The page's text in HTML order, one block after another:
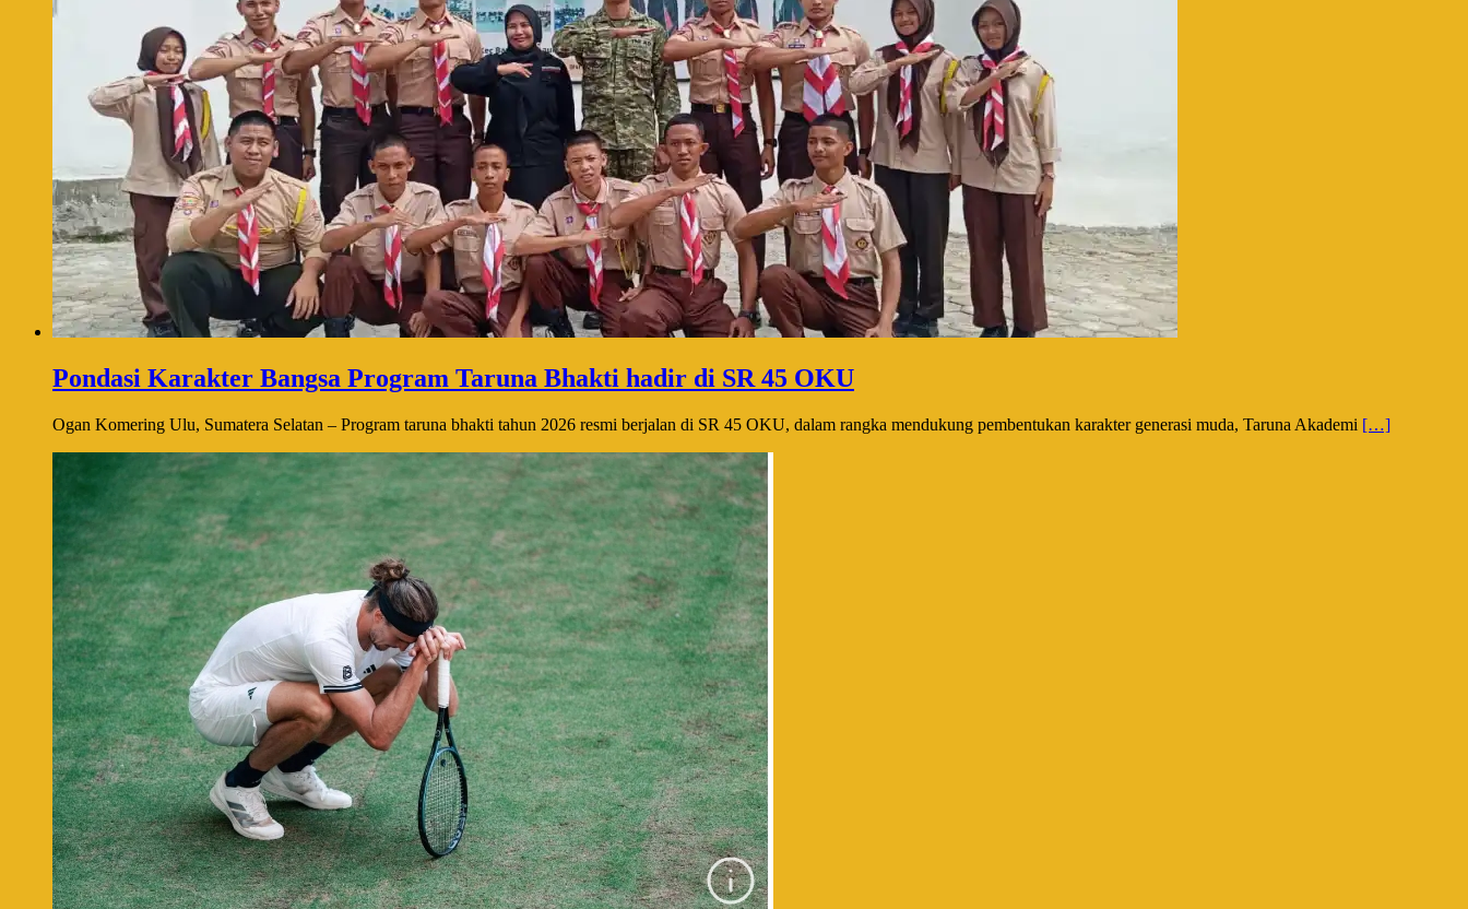
Pondasi Karakter Bangsa Program Taruna Bhakti hadir di SR 45 OKU
Ogan Komering Ulu, Sumatera Selatan – Program taruna bhakti tahun 2026 resmi berjalan di SR 45 OKU, dalam rangka mendukung pembentukan karakter generasi muda, Taruna Akademi […]